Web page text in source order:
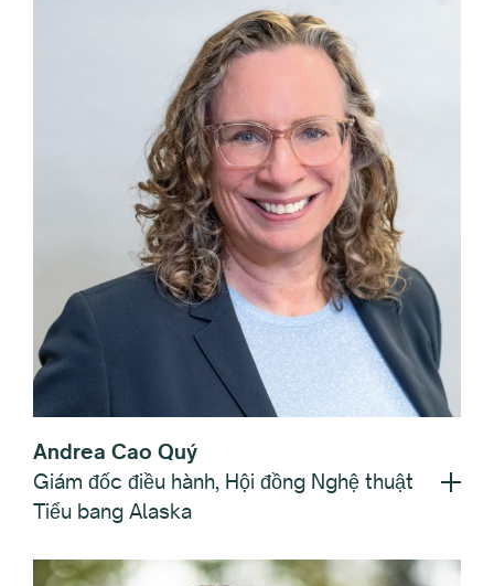
Andrea Cao Quý
Giám đốc điều hành, Hội đồng Nghệ thuật
Tiểu bang Alaska